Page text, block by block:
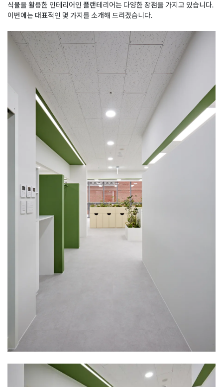
식물을 활용한 인테리어인 플랜테리어는 다양한 장점을 가지고 있습니다.
이번에는 대표적인 몇 가지를 소개해 드리겠습니다.